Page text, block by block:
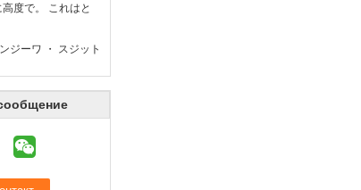
度で。 これはと
ーワ ・ スジット